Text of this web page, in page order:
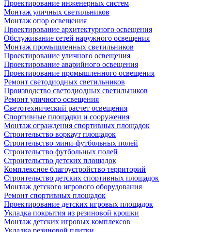
Проектирование инженерных систем
Монтаж уличных светильников
Монтаж опор освещения
Проектирование архитектурного освещения
Обслуживание сетей наружного освещения
Монтаж промышленных светильников
Проектирование уличного освещения
Проектирование аварийного освещения
Проектирование промышленного освещения
Ремонт светодиодных светильников
Производство светодиодных светильников
Ремонт уличного освещения
Светотехнический расчет освещения
Спортивные площадки и сооружения
Монтаж ограждения спортивных площадок
Строительство воркаут площадок
Строительство мини-футбольных полей
Строительство футбольных полей
Строительство детских площадок
Комплексное благоустройство территорий
Строительство детских спортивных площадок
Монтаж детского игрового оборудования
Ремонт спортивных площадок
Проектирование детских игровых площадок
Укладка покрытия из резиновой крошки
Монтаж детских игровых комплексов
Укладка резиновой плитки